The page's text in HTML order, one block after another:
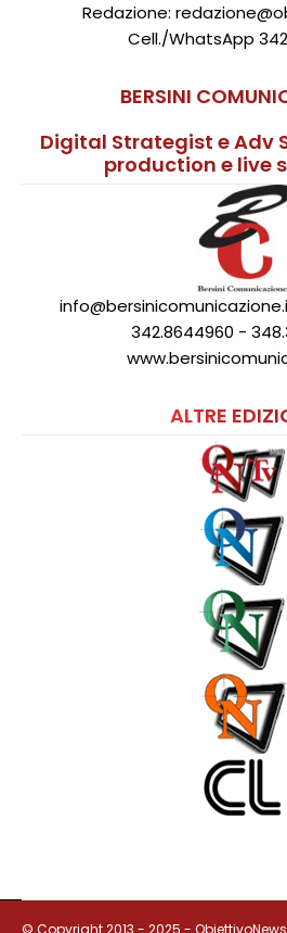
Redazione:
Cell./WhatsApp
BERSINI
Digital Strategist e Adv
production e live
342.8644960 -
ALTRE
© Copyright 2013 - 2025 -